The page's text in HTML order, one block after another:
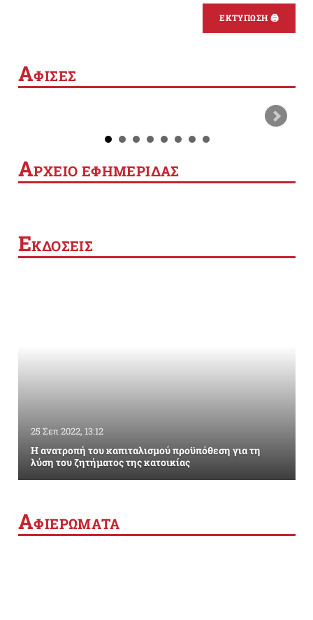
ΕΚΤΥΠΩΣΗ 🖨
ΑΦΙΣΕΣ
ΑΡΧΕΙΟ ΕΦΗΜΕΡΙΔΑΣ
ΕΚΔΟΣΕΙΣ
25 Σεπ 2022, 13:12
Η ανατροπή του καπιταλισμού προϋπόθεση για τη
λύση του ζητήματος της κατοικίας
ΑΦΙΕΡΩΜΑΤΑ